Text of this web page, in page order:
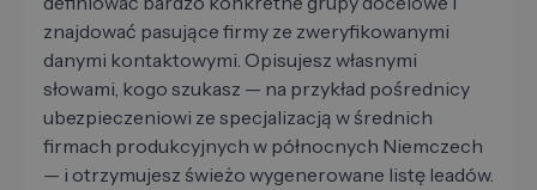
znajdować pasujące firmy ze zweryfikowanymi
danymi kontaktowymi. Opisujesz własnymi
słowami, kogo szukasz — na przykład pośrednicy
ubezpieczeniowi ze specjalizacją w średnich
firmach produkcyjnych w północnych Niemczech
— i otrzymujesz świeżo wygenerowane listę leadów.